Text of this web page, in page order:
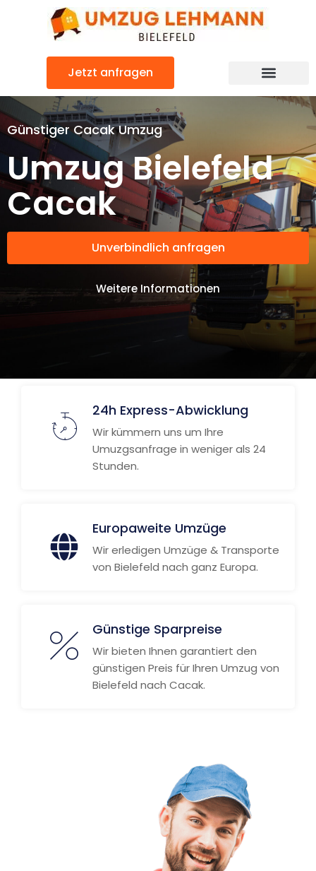
Jetzt anfragen
Günstiger Cacak Umzug
Umzug Bielefeld
Cacak
Unverbindlich anfragen
Weitere Informationen
24h Express-Abwicklung
Wir kümmern uns um Ihre
Umuzgsanfrage in weniger als 24
Stunden.
Europaweite Umzüge
Wir erledigen Umzüge & Transporte
von Bielefeld nach ganz Europa.
Günstige Sparpreise
Wir bieten Ihnen garantiert den
günstigen Preis für Ihren Umzug von
Bielefeld nach Cacak.